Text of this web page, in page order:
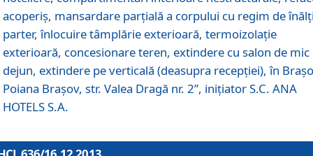
acoperiş, mansardare parţială a corpului cu regim de
parter, înlocuire tâmplărie exterioară, termoizolaţie
exterioară, concesionare teren, extindere cu salon de mic
dejun, extindere pe verticală (deasupra recepţiei), în
Poiana Braşov, str. Valea Dragă nr. 2”, iniţiator S.C. ANA
HOTELS S.A.